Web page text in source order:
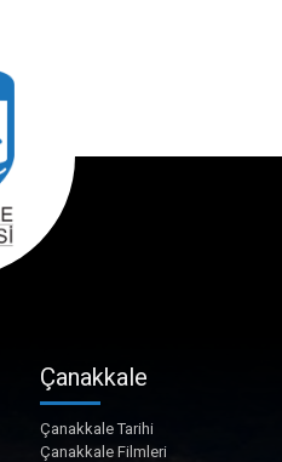
Çanakkale
Çanakkale Tarihi
Çanakkale Filmleri